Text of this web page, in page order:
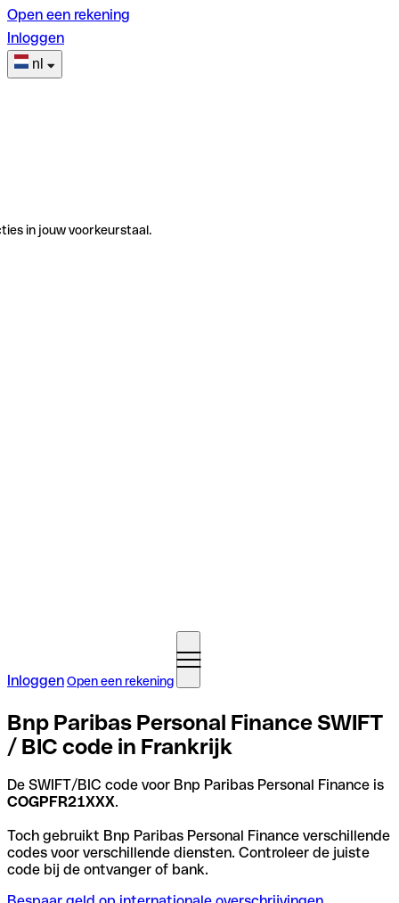
Open een rekening
Inloggen
nl
in jouw voorkeurstaal.
InloggenOpen een rekening
Bnp Paribas Personal Finance SWIFT
/ BIC code in Frankrijk
De SWIFT/BIC code voor Bnp Paribas Personal Finance is
COGPFR21XXX.
Toch gebruikt Bnp Paribas Personal Finance verschillende
codes voor verschillende diensten. Controleer de juiste
code bij de ontvanger of bank.